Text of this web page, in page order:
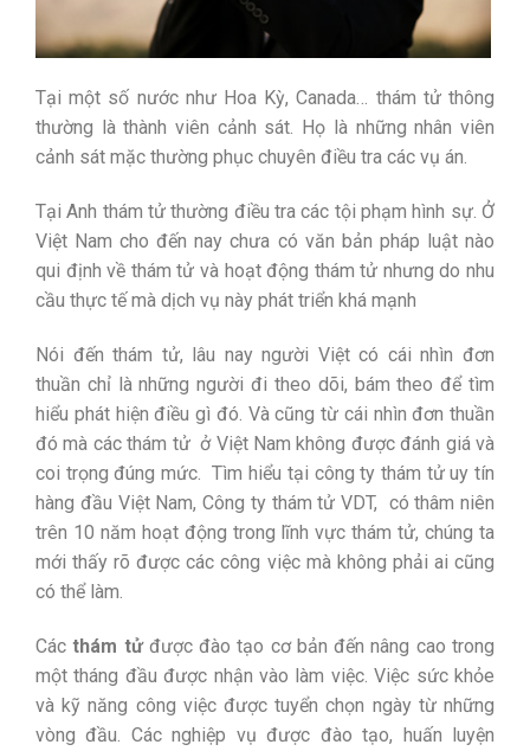
Tại một số nước như Hoa Kỳ, Canada… thám tử thông
thường là thành viên cảnh sát. Họ là những nhân viên
cảnh sát mặc thường phục chuyên điều tra các vụ án.
Tại Anh thám tử thường điều tra các tội phạm hình sự. Ở
Việt Nam cho đến nay chưa có văn bản pháp luật nào
qui định về thám tử và hoạt động thám tử nhưng do nhu
cầu thực tế mà dịch vụ này phát triển khá mạnh
Nói đến thám tử, lâu nay người Việt có cái nhìn đơn
thuần chỉ là những người đi theo dõi, bám theo để tìm
hiểu phát hiện điều gì đó. Và cũng từ cái nhìn đơn thuần
đó mà các thám tử ở Việt Nam không được đánh giá và
coi trọng đúng mức. Tìm hiểu tại công ty thám tử uy tín
hàng đầu Việt Nam, Công ty thám tử VDT, có thâm niên
trên 10 năm hoạt động trong lĩnh vực thám tử, chúng ta
mới thấy rõ được các công việc mà không phải ai cũng
có thể làm.
Cácthám tử được đào tạo cơ bản đến nâng cao trong
một tháng đầu được nhận vào làm việc. Việc sức khỏe
và kỹ năng công việc được tuyển chọn ngày từ những
vòng đầu. Các nghiệp vụ được đào tạo, huấn luyện